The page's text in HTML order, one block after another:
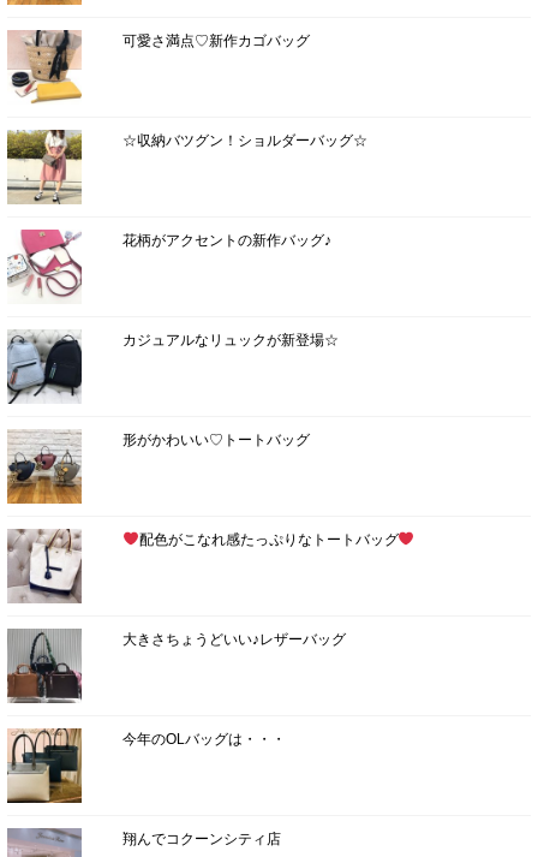
可愛さ満点♡新作カゴバッグ
☆収納バツグン！ショルダーバッグ☆
花柄がアクセントの新作バッグ♪
カジュアルなリュックが新登場☆
形がかわいい♡トートバッグ
配色がこなれ感たっぷりなトートバッグ
大きさちょうどいい♪レザーバッグ
今年のOLバッグは・・・
翔んでコクーンシティ店